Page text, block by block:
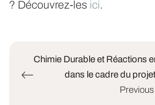
? Découvrez-les ici.
Chimie Durable et Réactions
dans le cadre du
Previous